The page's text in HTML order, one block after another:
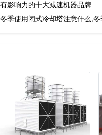
有影响力的十大减速机器品牌
冬季使用闭式冷却塔注意什么,